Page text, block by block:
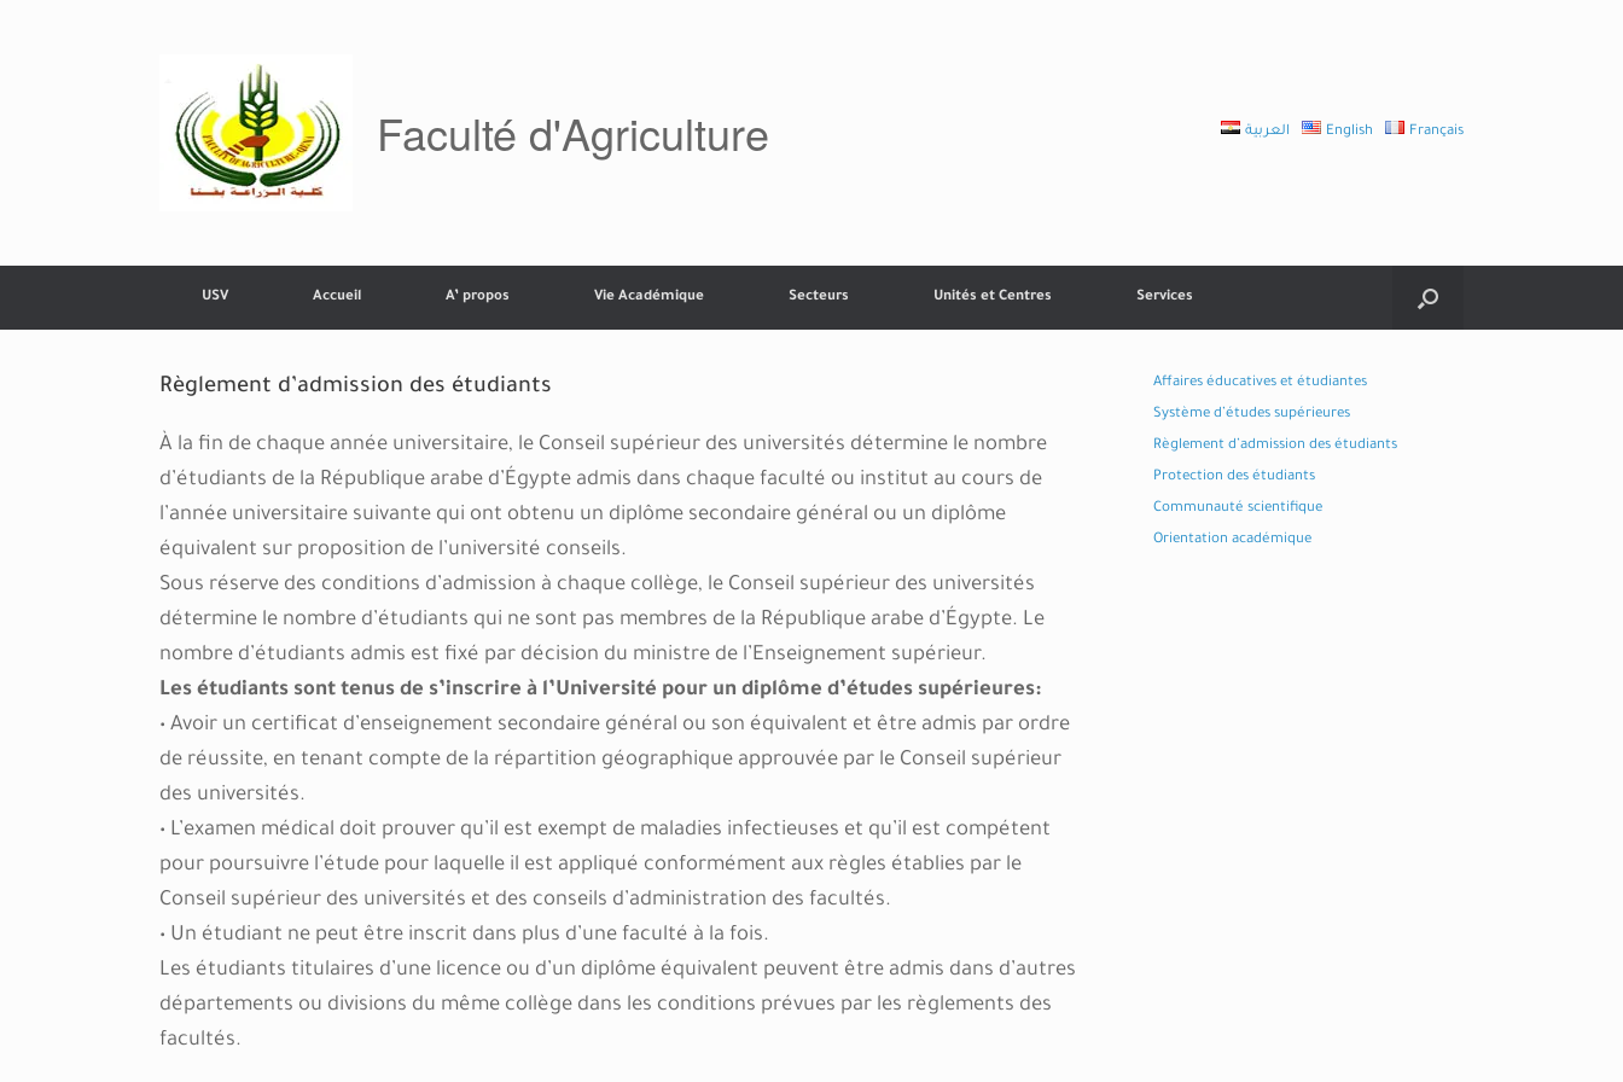
Faculté d'Agriculture العربية English Français
USV Accueil A’ propos Vie Académique Secteurs Unités et Centres Services
Règlement d’admission des étudiants
À la fin de chaque année universitaire, le Conseil supérieur des universités détermine le nombre
d’étudiants de la République arabe d’Égypte admis dans chaque faculté ou institut au cours de
l’année universitaire suivante qui ont obtenu un diplôme secondaire général ou un diplôme
équivalent sur proposition de l’université conseils.
Sous réserve des conditions d’admission à chaque collège, le Conseil supérieur des universités
détermine le nombre d’étudiants qui ne sont pas membres de la République arabe d’Égypte. Le
nombre d’étudiants admis est fixé par décision du ministre de l’Enseignement supérieur.
Les étudiants sont tenus de s’inscrire à l’Université pour un diplôme d’études supérieures:
• Avoir un certificat d’enseignement secondaire général ou son équivalent et être admis par ordre
de réussite, en tenant compte de la répartition géographique approuvée par le Conseil supérieur
des universités.
• L’examen médical doit prouver qu’il est exempt de maladies infectieuses et qu’il est compétent
pour poursuivre l’étude pour laquelle il est appliqué conformément aux règles établies par le
Conseil supérieur des universités et des conseils d’administration des facultés.
• Un étudiant ne peut être inscrit dans plus d’une faculté à la fois.
Les étudiants titulaires d’une licence ou d’un diplôme équivalent peuvent être admis dans d’autres
départements ou divisions du même collège dans les conditions prévues par les règlements des
facultés.
Affaires éducatives et étudiantes
Système d’études supérieures
Règlement d’admission des étudiants
Protection des étudiants
Communauté scientifique
Orientation académique